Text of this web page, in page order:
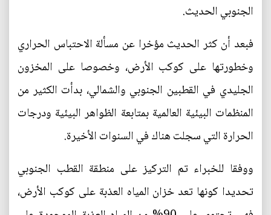
الجنوبي الحديث.
فبعد أن كثر الحديث مؤخرا عن مسألة الاحتباس الحراري
وخطورتها على كوكب الأرض، وخصوصا على المخزون
الجليدي في القطبين الجنوبي والشمالي، بدأت الكثير من
المنظمات البيئية العالمية بمتابعة الظواهر البيئية ودرجات
الحرارة التي سجلت هناك في السنوات الأخيرة.
ووفقا للخبراء تم التركيز على منطقة القطب الجنوبي
تحديدا كونها تعد خزان المياه العذبة على كوكب الأرض،